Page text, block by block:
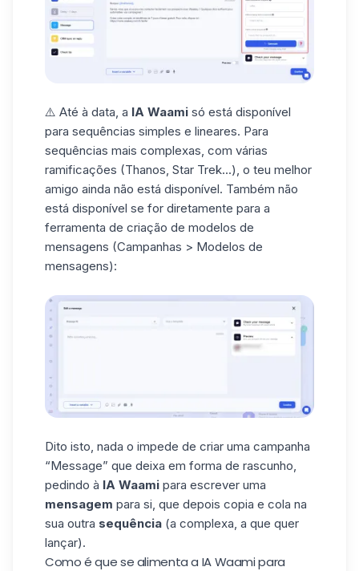
⚠️ Até à data, a IA Waami só está disponível
para sequências simples e lineares. Para
sequências mais complexas, com várias
ramificações (Thanos, Star Trek...), o teu melhor
amigo ainda não está disponível. Também não
está disponível se for diretamente para a
ferramenta de criação de modelos de
mensagens (Campanhas > Modelos de
mensagens):
Dito isto, nada o impede de criar uma campanha
“Message” que deixa em forma de rascunho,
pedindo à IA Waami para escrever uma
mensagem para si, que depois copia e cola na
sua outra sequência (a complexa, a que quer
lançar).
Como é que se alimenta a IA Waami para